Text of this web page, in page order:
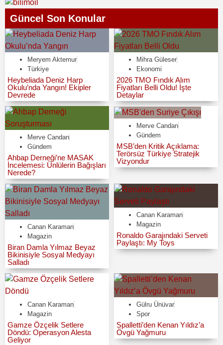
Güncel Son Konular
Meryem Aktemur
Türkiye
Heybeliada Deniz Harp
Okulu’nda Yangın! Ekipler
Devrede
Mihra Güleser
Ekonomi
2026 TMO Fındık Alım
Fiyatları Belli Oldu! İşte
Detaylar
Merve Candan
Gündem
Ahbap Derneği’ne MASAK
İncelemesi: Ünlülerin Bağışları
Nerede?
Merve Candan
Gündem
MSB’den Kritik Açıklama:
Terörsüz Türkiye Stratejik
Vizyondur
Canan Karaman
Magazin
Biran Damla Yılmaz Beyaz
Bikinisiyle Sosyal Medyayı
Salladı
Canan Karaman
Magazin
Ronaldo Garajındaki Serveti
Paylaştı: My Toys
Canan Karaman
Magazin
Gamze Özçelik Setlere
Döndü: Operasyon Alesta
Geliyor
Gülru Ünüvar
Spor
Spalletti’den Kenan Yıldız’a
Övgü Yağmuru